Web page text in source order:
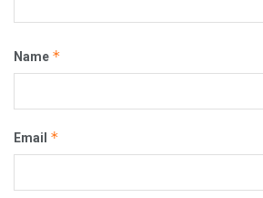
Name *
Email *